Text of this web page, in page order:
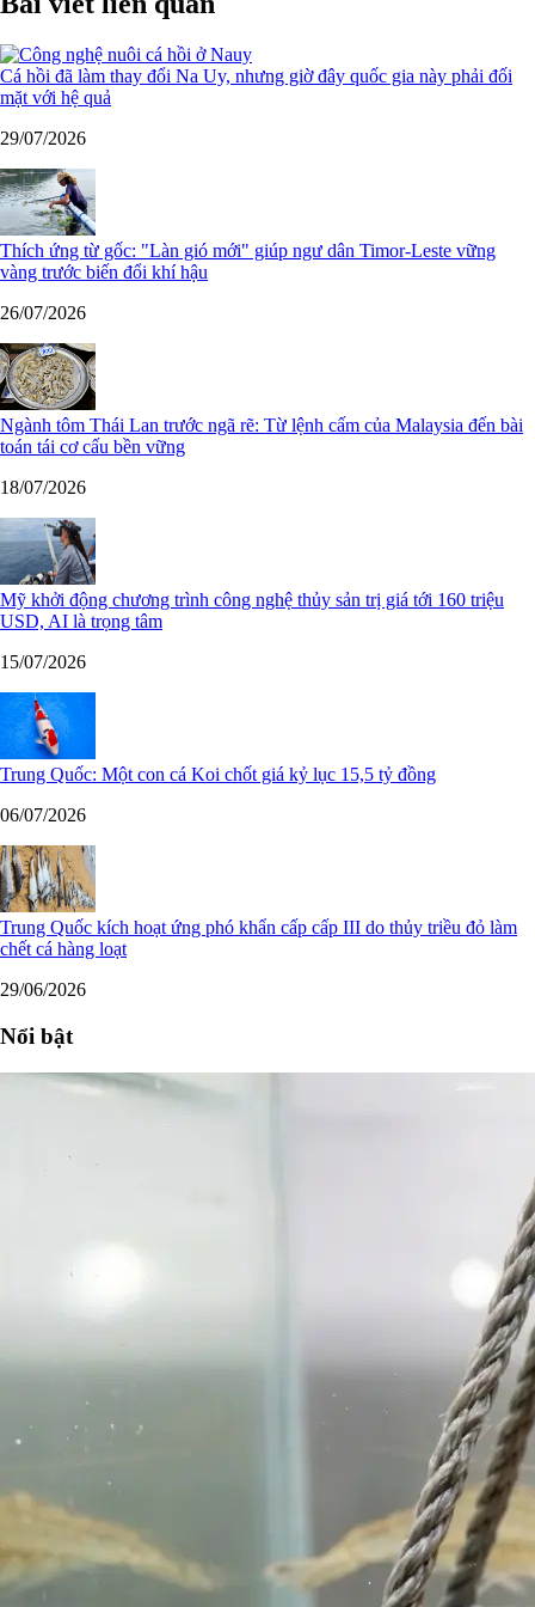
Cá hồi đã làm thay đổi Na Uy, nhưng giờ đây quốc gia này phải đối
mặt với hệ quả
29/07/2026
Thích ứng từ gốc: "Làn gió mới" giúp ngư dân Timor-Leste vững
vàng trước biến đổi khí hậu
26/07/2026
Ngành tôm Thái Lan trước ngã rẽ: Từ lệnh cấm của Malaysia đến bài
toán tái cơ cấu bền vững
18/07/2026
Mỹ khởi động chương trình công nghệ thủy sản trị giá tới 160 triệu
USD, AI là trọng tâm
15/07/2026
Trung Quốc: Một con cá Koi chốt giá kỷ lục 15,5 tỷ đồng
06/07/2026
Trung Quốc kích hoạt ứng phó khẩn cấp cấp III do thủy triều đỏ làm
chết cá hàng loạt
29/06/2026
Nổi bật